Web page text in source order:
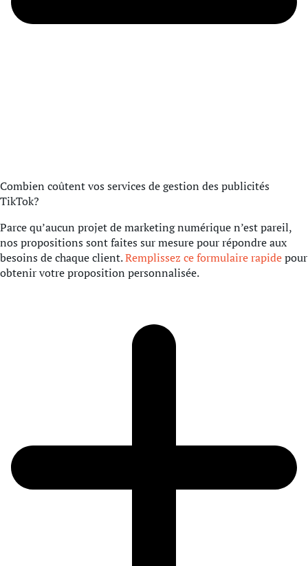
Combien coûtent vos services de gestion des publicités
TikTok?
Parce qu’aucun projet de marketing numérique n’est pareil,
nos propositions sont faites sur mesure pour répondre aux
besoins de chaque client.Remplissez ce formulaire rapidepour
obtenir votre proposition personnalisée.